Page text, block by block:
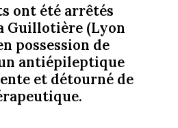
ont été arrêtés
Guillotière (Lyon
n possession de
antiépileptique
et détourné de